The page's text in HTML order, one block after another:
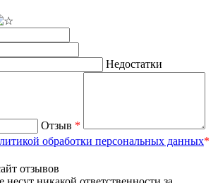
Недостатки
Отзыв *
обработки персональных данных*
отзывов